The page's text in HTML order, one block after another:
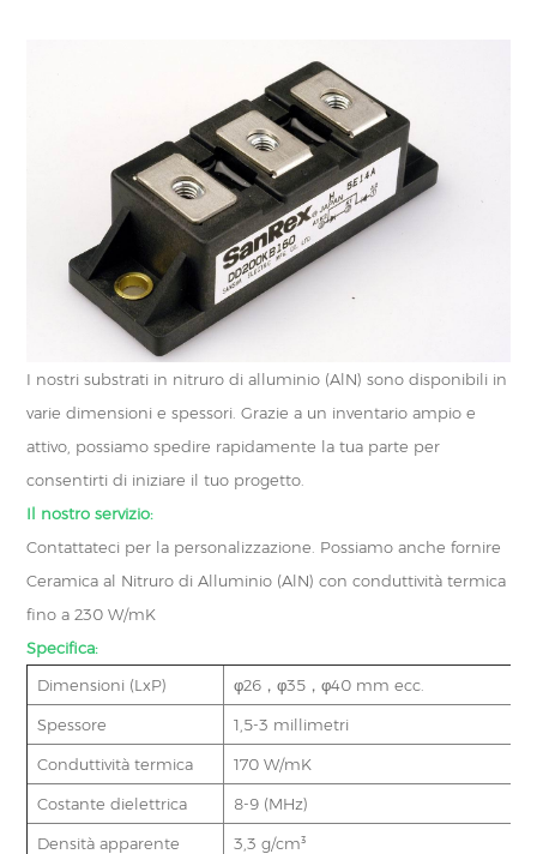
I nostri substrati in nitruro di alluminio (AlN) sono disponibili in
varie dimensioni e spessori. Grazie a un inventario ampio e
attivo, possiamo spedire rapidamente la tua parte per
consentirti di iniziare il tuo progetto.
Il nostro servizio:
Contattateci per la personalizzazione. Possiamo anche fornire
Ceramica al Nitruro di Alluminio (AlN) con conduttività termica
fino a 230 W/mK
Specifica:
Dimensioni (LxP)
φ26，φ35，φ40 mm ecc.
Spessore 1,5-3 millimetri
Conduttività termica 170 W/mK
Costante dielettrica 8-9 (MHz)
Densità apparente 3,3 g/cm³